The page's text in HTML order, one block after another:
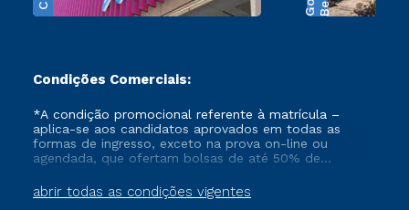
Condições Comerciais:
abrir todas as condições vigentes
*A condição promocional referente à matrícula –
aplica-se aos candidatos aprovados em todas as
formas de ingresso, exceto na prova on-line ou
agendada, que ofertam bolsas de até 50% de
que ainda não tenham efetivado e/ou não tenham
cancelado ou trancado sua matrícula em uma das